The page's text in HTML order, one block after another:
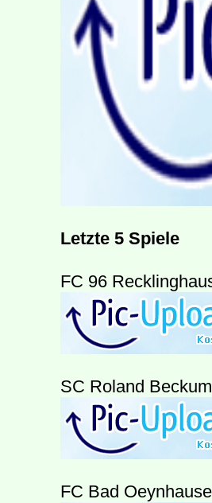
Letzte 5 Spiele
FC 96
SC Roland Beckum
FC Bad